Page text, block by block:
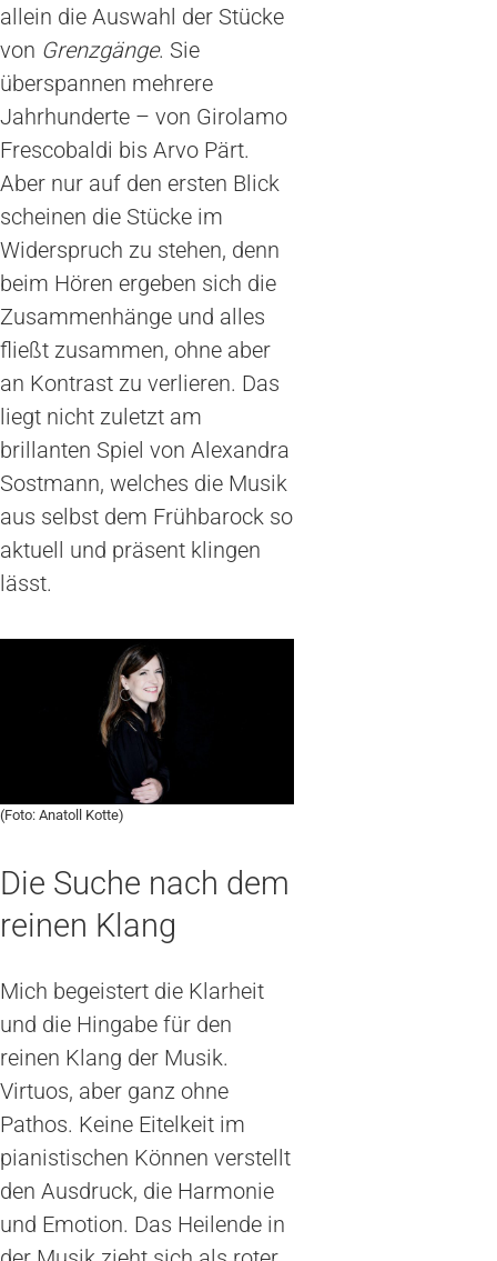
allein die Auswahl der Stücke
von Grenzgänge. Sie
überspannen mehrere
Jahrhunderte – von Girolamo
Frescobaldi bis Arvo Pärt.
Aber nur auf den ersten Blick
scheinen die Stücke im
Widerspruch zu stehen, denn
beim Hören ergeben sich die
Zusammenhänge und alles
fließt zusammen, ohne aber
an Kontrast zu verlieren. Das
liegt nicht zuletzt am
brillanten Spiel von Alexandra
Sostmann, welches die Musik
aus selbst dem Frühbarock so
aktuell und präsent klingen
lässt.
(Foto: Anatoll Kotte)
Die Suche nach dem
reinen Klang
Mich begeistert die Klarheit
und die Hingabe für den
reinen Klang der Musik.
Virtuos, aber ganz ohne
Pathos. Keine Eitelkeit im
pianistischen Können verstellt
den Ausdruck, die Harmonie
und Emotion. Das Heilende in